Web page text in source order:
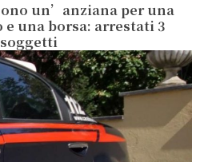
un’anziana per una
una borsa: arrestati 3
soggetti